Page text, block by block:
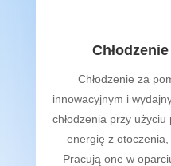
Chłodzenie za
innowacyjnym i
chłodzenia przy użyciu
energię z otoczenia,
Pracują one w